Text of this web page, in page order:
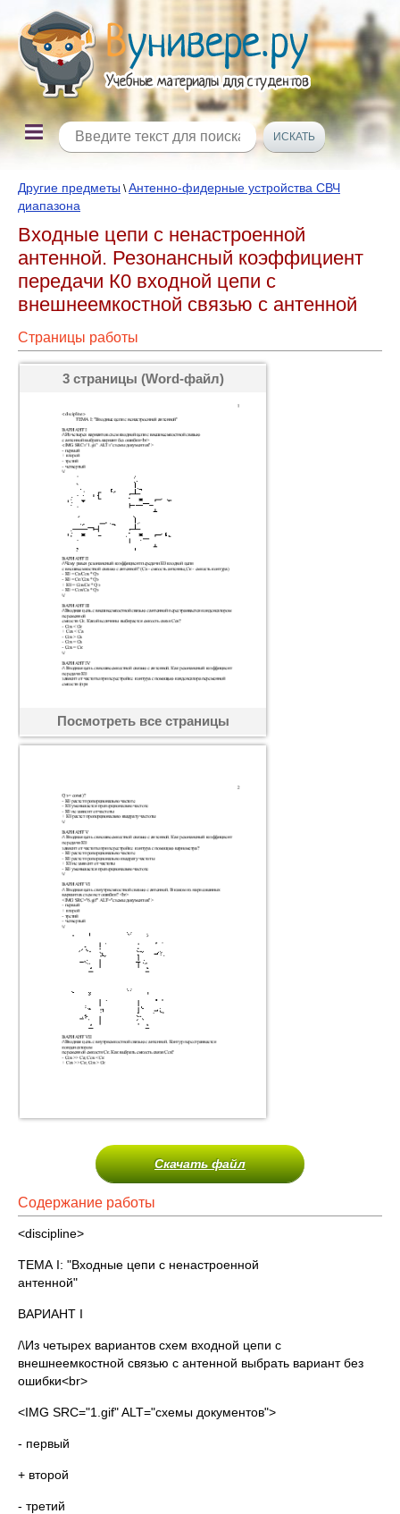
Другие предметы \Антенно-фидерные устройства СВЧ
диапазона
Входные цепи с ненастроенной
антенной. Резонансный коэффициент
передачи К0 входной цепи с
внешнеемкостной связью с антенной
Страницы работы
3 страницы (Word-файл)
Посмотреть все страницы
Скачать файл
Содержание работы
<discipline>
ТЕМА I: "Входные цепи с ненастроенной
антенной"
ВАРИАНТ I
/\Из четырех вариантов схем входной цепи с
внешнеемкостной связью с антенной выбрать вариант без
ошибки<br>
<IMG SRC="1.gif" ALT="схемы документов">
- первый
+ второй
- третий